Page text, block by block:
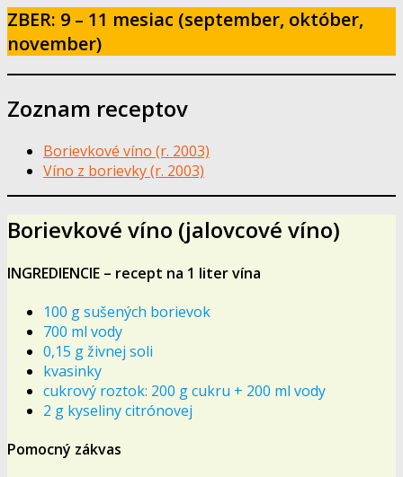
ZBER: 9 – 11 mesiac (september, október,
november)
Zoznam receptov
Borievkové víno (r. 2003)
Víno z borievky (r. 2003)
Borievkové víno (jalovcové víno)
INGREDIENCIE – recept na 1 liter vína
100 g sušených borievok
700 ml vody
0,15 g živnej soli
kvasinky
cukrový roztok: 200 g cukru + 200 ml vody
2 g kyseliny citrónovej
Pomocný zákvas